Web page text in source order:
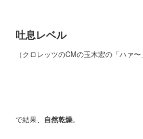
吐息レベル
（クロレッツのCMの玉木宏の「ハァ〜
で結果、 自然乾燥。